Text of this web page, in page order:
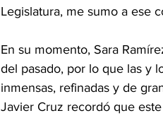
Legislatura, me sumo a ese
En su momento, Sara
del pasado, por lo que las y
inmensas, refinadas y de
Javier Cruz recordó que